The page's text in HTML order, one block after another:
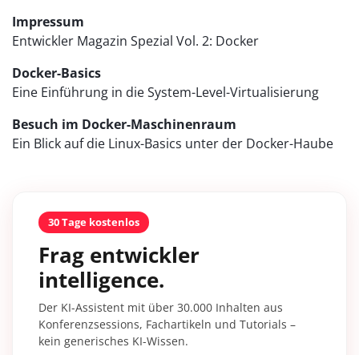
Impressum
Entwickler Magazin Spezial Vol. 2: Docker
Docker-Basics
Eine Einführung in die System-Level-Virtualisierung
Besuch im Docker-Maschinenraum
Ein Blick auf die Linux-Basics unter der Docker-Haube
30 Tage kostenlos
Frag entwickler
intelligence.
Der KI-Assistent mit über 30.000 Inhalten aus
Konferenzsessions, Fachartikeln und Tutorials –
kein generisches KI-Wissen.